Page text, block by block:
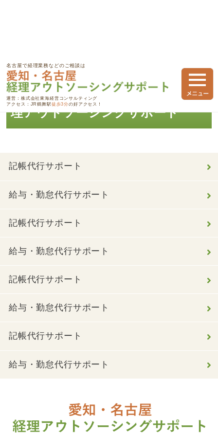
名古屋で経理業務などのご相談は
運営：株式会社東海経営コンサルティング
アクセス：JR鶴舞駅 徒歩3分の好アクセス！
愛知・名古屋 経理アウトソーシングサポート
Uncategorized - 愛知・名古屋 経
理アウトソーシングサポート
記帳代行サポート
給与・勤怠代行サポート
記帳代行サポート
給与・勤怠代行サポート
記帳代行サポート
給与・勤怠代行サポート
記帳代行サポート
給与・勤怠代行サポート